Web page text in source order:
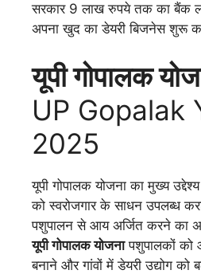
सरकार 9 लाख रुपये तक का बैंक
अपना खुद का डेयरी बिजनेस शुरू
यूपी गोपालक
UP Gopalak
2025
यूपी गोपालक योजना का मुख्य
को स्वरोजगार के साधन उपलब्ध
पशुपालन से आय अर्जित करने का
यूपी गोपालक योजनापशुपालकों को
बनाने और गांवों में डेयरी उद्योग को